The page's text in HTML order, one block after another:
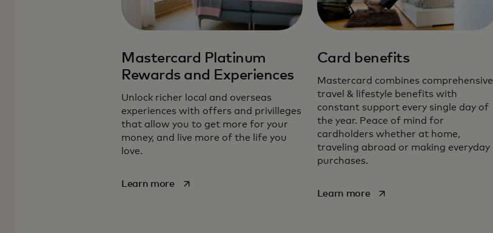
Enjoy exclusive discounts on ride-shares, food delivery, online
shopping, and other time-saving benefits—perfect for daily
Mastercard Platinum
Rewards and Experiences
Unlock richer local and overseas
experiences with offers and privilleges
that allow you to get more for your
money, and live more of the life you
love.
Learn moreopens in a new tab
Card benefits
Mastercard combines comprehensive
travel & lifestyle benefits with
constant support every single day of
the year. Peace of mind for
cardholders whether at home,
traveling abroad or making everyday
purchases.
Learn moreopens in a new tab